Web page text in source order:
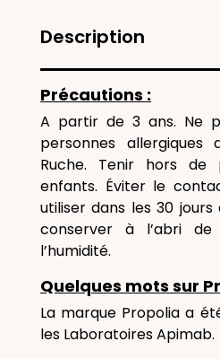
Description
Précautions :
A partir de 3 ans. Ne
personnes
Ruche. Tenir hors de
enfants. Éviter le
utiliser dans les 30 jours
conserver à l’abri
l’humidité.
Quelques mots sur
La marque Propolia a
les Laboratoires Apimab.